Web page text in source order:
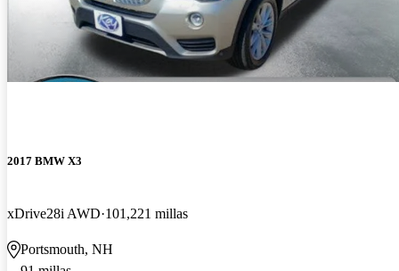
2017 BMW X3
xDrive28i AWD 101,221 millas
Portsmouth, NH